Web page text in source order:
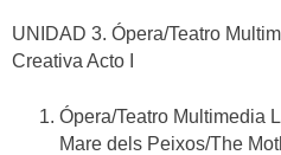
UNIDAD 3. Ópera/Teatro
Creativa Acto I
Ópera/Teatro Multimedia
Mare dels Peixos/The